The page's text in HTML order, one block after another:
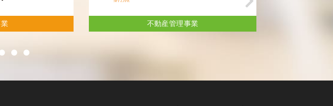
業 フィットネス事業